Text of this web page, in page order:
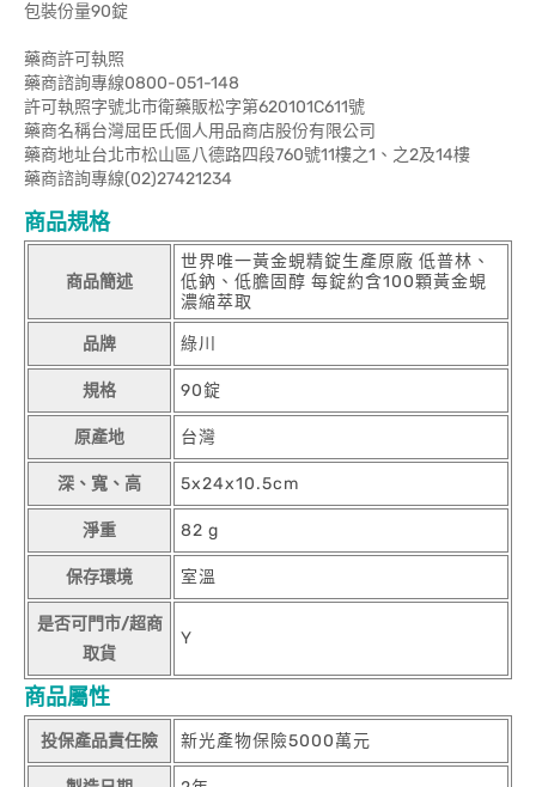
包裝份量90錠
藥商許可執照
藥商諮詢專線0800-051-148
許可執照字號北市衛藥販松字第620101C611號
藥商名稱台灣屈臣氏個人用品商店股份有限公司
藥商地址台北市松山區八德路四段760號11樓之1、之2及14樓
藥商諮詢專線(02)27421234
商品規格
商品簡述
世界唯一黃金蜆精錠生產原廠 低普林、
低鈉、低膽固醇 每錠約含100顆黃金蜆
濃縮萃取
品牌 綠川
規格 90錠
原產地 台灣
深、寬、高 5x24x10.5cm
淨重 82 g
保存環境 室溫
是否可門市/超商
取貨
Y
商品屬性
投保產品責任險 新光產物保險5000萬元